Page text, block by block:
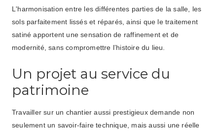
L'harmonisation entre les différentes parties de la salle, les
sols parfaitement lissés et réparés, ainsi que le traitement
satiné apportent une sensation de raffinement et de
modernité, sans compromettre l’histoire du lieu.
Un projet au service du
patrimoine
Travailler sur un chantier aussi prestigieux demande non
seulement un savoir-faire technique, mais aussi une réelle